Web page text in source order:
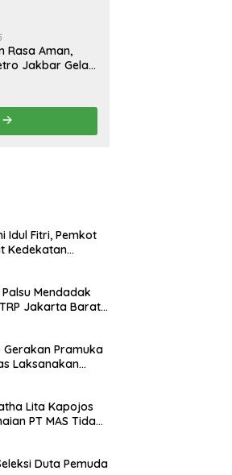
Kamtibmas
Rasa Aman,
Jakbar Gelar
Idul Fitri, Pemkot
Kedekatan
Mendadak
Jakarta Barat
Pramuka
Laksanakan
Lita Kapojos
PT MAS Tidak
Duta Pemuda